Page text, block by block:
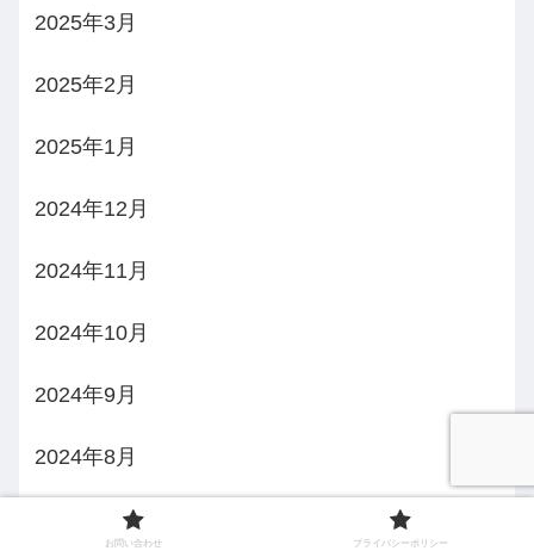
2025年3月
2025年2月
2025年1月
2024年12月
2024年11月
2024年10月
2024年9月
2024年8月
2024年7月
お問い合わせ プライバシーポリシー